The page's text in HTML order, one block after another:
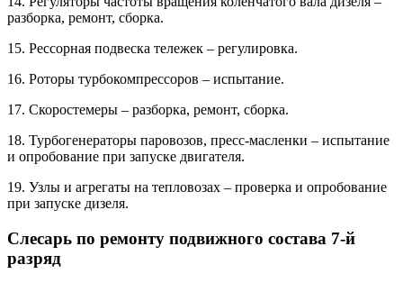
разборка, ремонт, сборка.
15. Рессорная подвеска тележек – регулировка.
16. Роторы турбокомпрессоров – испытание.
17. Скоростемеры – разборка, ремонт, сборка.
18. Турбогенераторы паровозов, пресс-масленки – испытание
и опробование при запуске двигателя.
19. Узлы и агрегаты на тепловозах – проверка и опробование
при запуске дизеля.
Слесарь по ремонту подвижного состава 7-й
разряд